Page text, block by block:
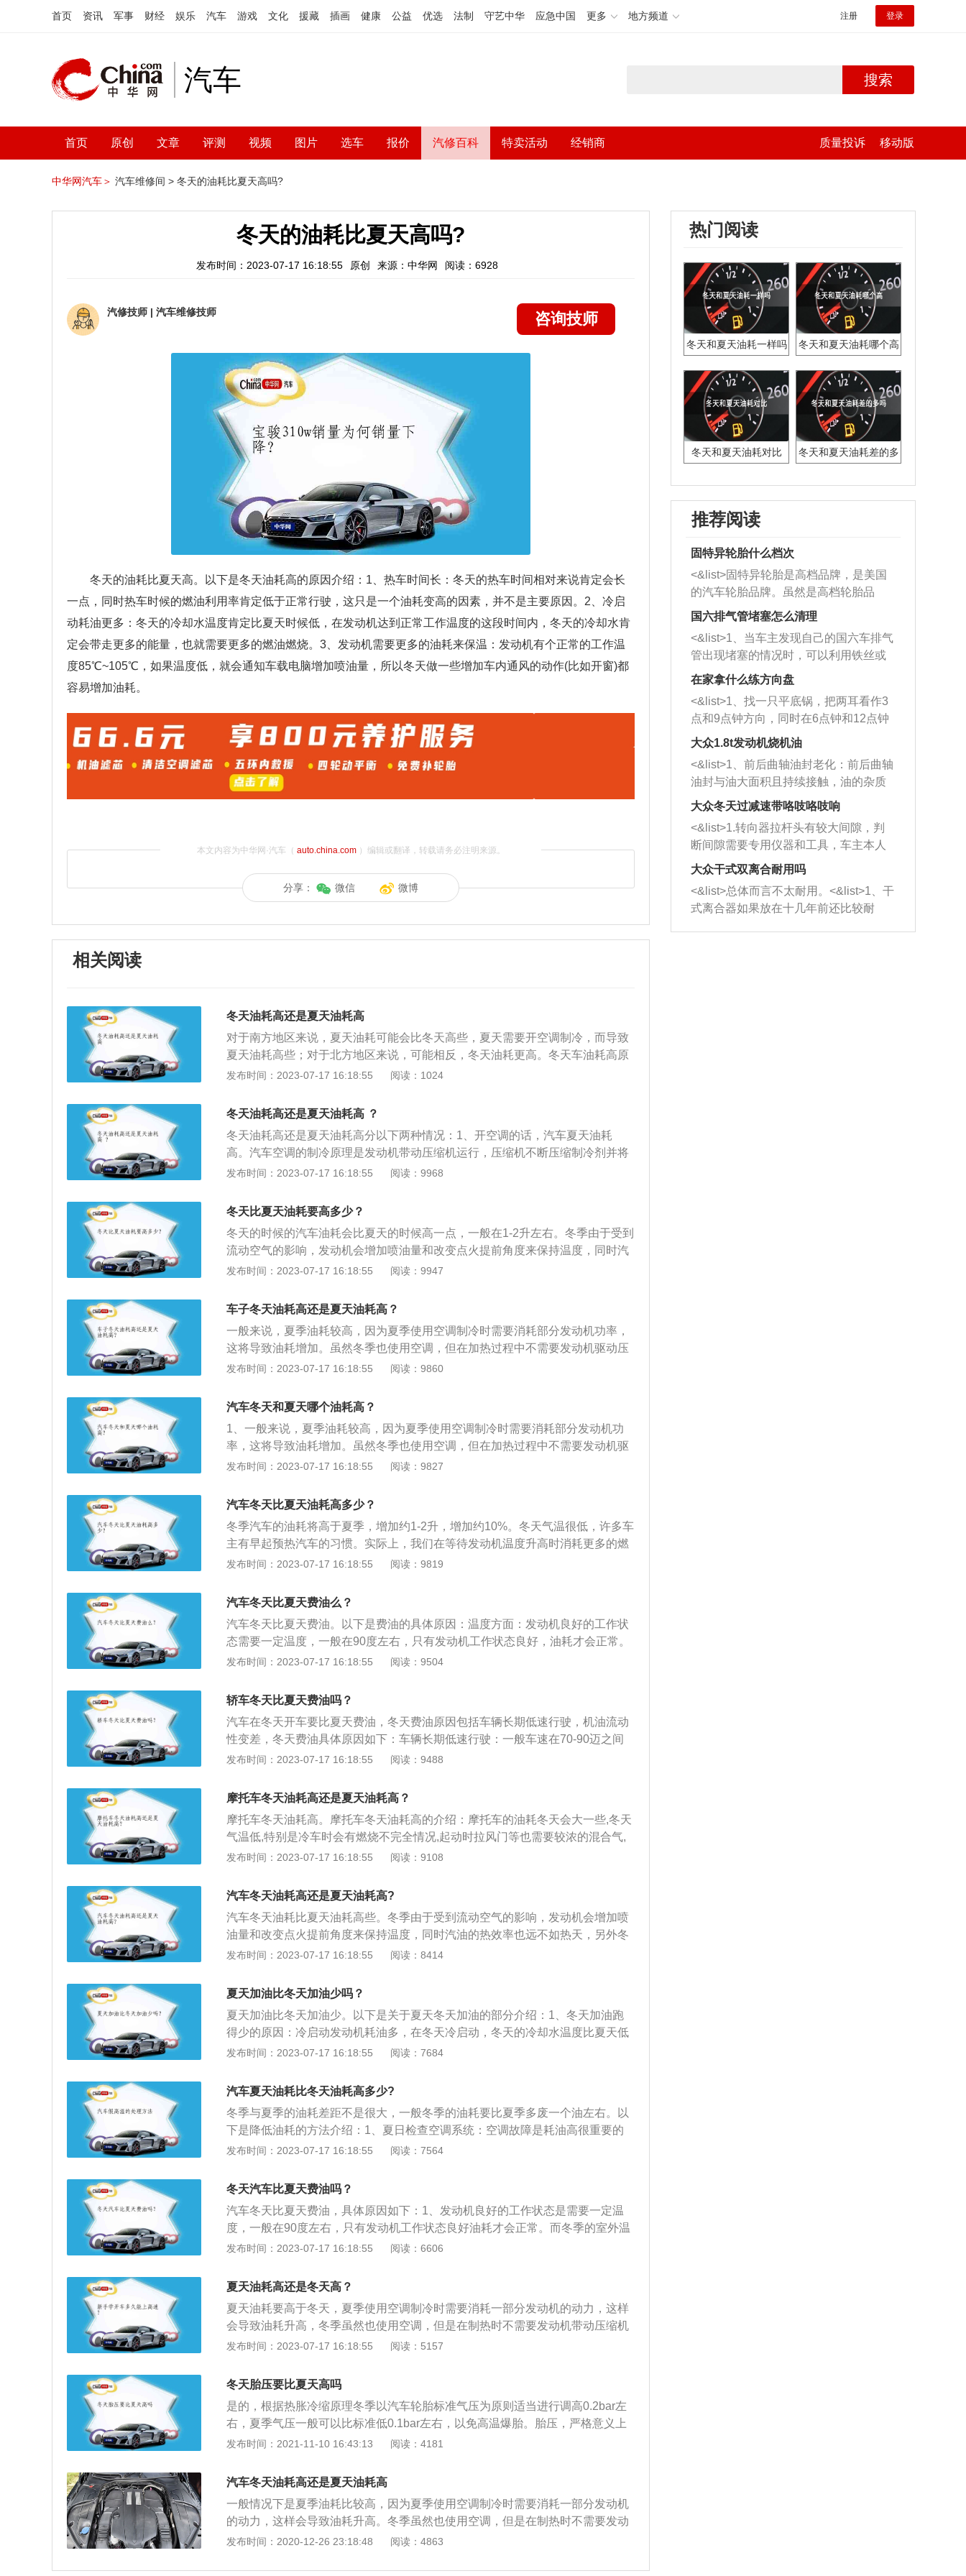
首页 资讯 军事 财经 娱乐 汽车 游戏 文化 援藏 插画 健康 公益 优选 法制 守艺中华 应急中国 更多 地方频道 注册 登录
汽车 搜索
首页 原创 文章 评测 视频 图片 选车 报价 汽修百科 特卖活动 经销商 质量投诉 移动版
中华网汽车＞ 汽车维修间 > 冬天的油耗比夏天高吗?
冬天的油耗比夏天高吗?
发布时间：2023-07-17 16:18:55 原创 来源：中华网 阅读：6928
汽修技师 | 汽车维修技师 咨询技师
冬天的油耗比夏天高。以下是冬天油耗高的原因介绍：1、热车时间长：冬天的热车时间相对来说肯定会长
一点，同时热车时候的燃油利用率肯定低于正常行驶，这只是一个油耗变高的因素，并不是主要原因。2、冷启
动耗油更多：冬天的冷却水温度肯定比夏天时候低，在发动机达到正常工作温度的这段时间内，冬天的冷却水肯
定会带走更多的能量，也就需要更多的燃油燃烧。3、发动机需要更多的油耗来保温：发动机有个正常的工作温
度85℃~105℃，如果温度低，就会通知车载电脑增加喷油量，所以冬天做一些增加车内通风的动作(比如开窗)都
容易增加油耗。
本文内容为中华网·汽车（ auto.china.com）编辑或翻译，转载请务必注明来源。
分享： 微信 微博
相关阅读
冬天油耗高还是夏天油耗高
对于南方地区来说，夏天油耗可能会比冬天高些，夏天需要开空调制冷，而导致
夏天油耗高些；对于北方地区来说，可能相反，冬天油耗更高。冬天车油耗高原
因：1、热效率下降导致喷油量增加：冬季由于机油黏稠度高，同时发动机温度
有效功，所以发动机为保证原有的输出功率，则必须增加燃油喷射量；2、车内
热风导致发动机额外做功：热风不会启动空调压缩机，只是将发动机水箱上的热
气送入驾驶室，从而使室内升温。表面上看并没有额外的能耗，也不会额外耗
油。事实上，如果热气不足达不到设定的温度时，发动机就要额外做功来产生更
多热能，好提供给驾驶室温度要求，这时就要额外耗油；3、热车时间过长：北
原地怠速热车会增加油耗之外，还会增加积碳、伤害三元催化器等；4、轮胎气
压降低：北方冬天气温低，会导致轮胎内的气压降低，让轮胎与路面的滚动阻力
增加，油耗就会变高。
发布时间：2023-07-17 16:18:55 阅读：1024
冬天油耗高还是夏天油耗高 ？
冬天油耗高还是夏天油耗高分以下两种情况：1、开空调的话，汽车夏天油耗
高。汽车空调的制冷原理是发动机带动压缩机运行，压缩机不断压缩制冷剂并将
制冷剂输送到蒸发箱内。制冷剂在蒸发箱内不断膨胀吸热并将蒸发箱冷却，冷却
使用空调加热时不需要发动机驱动压缩机，只是利用发动机余热。夏天使用空调
制冷时，需要消耗一部分发动机功率来带动压缩机工作，会导致油耗增加。2、
不开空调的话，冬天油耗比夏天油耗高些。冬季由于受到流动空气的影响，发动
机会增加喷油量和改变点火提前角度来保持温度，同时汽油的热效率也远不如热
天，另外冬天气温低，开热风必然要增加油耗。夏季空调节油使用技巧：1、调
可以将空调出风口调节至冲向车顶吹。这样可以在车内快速形成冷空气的对流循
环，提高制冷效率，使车内温度快速降低。2、将空调温度调节至25度左右：最
适宜人体的温度是24-28度，温度过低会对关节造成影响。过低的温度也会使压
滤网：由于空调在运行过程中，很多灰尘、棉絮会经过空调滤网堆积到蒸发器上
应考虑更换空调滤网。
发布时间：2023-07-17 16:18:55 阅读：9968
冬天比夏天油耗要高多少？
冬天的时候的汽车油耗会比夏天的时候高一点，一般在1-2升左右。冬季由于受到
流动空气的影响，发动机会增加喷油量和改变点火提前角度来保持温度，同时汽
油的热效率也远不如热天。车内热风导致发动机额外做功。冬天使用车内空调，
把发动机水箱上的热气送入驾驶室，从而使室内升温。从表面上看，许多人觉得
这个热气即使不用也要产生，并没有额外的能耗，也不会额外耗油。其实，发动
机水箱的热气确实可以使驾驶室变暖，但如果热气不足不能达到设定温度时，发
动机就要额外做功来产生更多热能，好供给驾驶室温度要求，这时就要额外耗
油。汽油热效率不如夏天。冬季油耗高的一个主要原因，是气温造成汽油的热效
摄氏度-90摄氏度。如果温度过高，发动机的冷却系统会自动增加水循环速度，增
加散热，带走多余的热量；反之，则减少冷却水的循环速度，保持必要温度。这
也是发动机最基本的冷却原理，冬季发动机需要的是保温而不是散热。由于受到
变“点火提前角”来保持温度。同时，冷天汽油的热效率也大大不如夏天，这些因
发布时间：2023-07-17 16:18:55 阅读：9947
车子冬天油耗高还是夏天油耗高？
一般来说，夏季油耗较高，因为夏季使用空调制冷时需要消耗部分发动机功率，
这将导致油耗增加。虽然冬季也使用空调，但在加热过程中不需要发动机驱动压
缩机，因此冬季的油耗没有夏季高。夏季气温较高，空气中的氧含量会降低，这
季发动机刚起动时，建议不要打开空调。正常驾驶10至20分钟后再打开空调。在
发动机刚起动时打开空调将减缓发动机温升，从而增加燃油消耗。
发布时间：2023-07-17 16:18:55 阅读：9860
汽车冬天和夏天哪个油耗高？
1、一般来说，夏季油耗较高，因为夏季使用空调制冷时需要消耗部分发动机功
率，这将导致油耗增加。虽然冬季也使用空调，但在加热过程中不需要发动机驱
动压缩机，因此冬季的油耗没有夏季高。2、夏季气温较高，空气中的氧含量会
用，有些车手会打开车窗。汽车空调冷却时，发动机带动压缩机运转。此时，压
缩机可连续压缩制冷剂并将制冷剂输送至蒸发箱。制冷剂可膨胀并吸收热量以冷
却蒸发箱。3、冷却后的蒸发箱可对风机吹来的风进行冷却，使汽车空调出风口
吹出冷空气。当汽车空调加热时，发动机中的高温冷却液将流经暖风箱。此时，
鼓风机吹来的风也会通过暖风箱，使暖风从汽车空调出风口吹出。4、冬季空调
正常驾驶10至20分钟后，应打开空调。在发动机刚起动时打开空调将减缓发动机
温升，从而增加燃油消耗。
发布时间：2023-07-17 16:18:55 阅读：9827
汽车冬天比夏天油耗高多少？
冬季汽车的油耗将高于夏季，增加约1-2升，增加约10%。冬天气温很低，许多车
主有早起预热汽车的习惯。实际上，我们在等待发动机温度升高时消耗更多的燃
油。此外，发动机的工作环境温度要求为80-90度，但冬季温度较低，为保持此
机需要燃烧更多燃油来维持蓄电池功率，燃油消耗量通常会增加1-2升。如果增幅
过大并超过正常值，车主还应注意检查车辆。
发布时间：2023-07-17 16:18:55 阅读：9819
汽车冬天比夏天费油么？
汽车冬天比夏天费油。以下是费油的具体原因：温度方面：发动机良好的工作状
态需要一定温度，一般在90度左右，只有发动机工作状态良好，油耗才会正常。
而冬季的室外温度比较低，发动机在运转后，需要更长的时间运行，以达到最佳
开汽油的燃烧，然而汽油中或多或少都会夹杂着些许杂质，长期的积累就会在发
动机表面形成一定的积碳油泥，不仅对发动机是一种损伤，不仅容易导致启动困
难、怠速高、尾气超标等问题，更会增加汽车的油耗。
发布时间：2023-07-17 16:18:55 阅读：9504
轿车冬天比夏天费油吗？
汽车在冬天开车要比夏天费油，冬天费油原因包括车辆长期低速行驶，机油流动
性变差，冬天费油具体原因如下：车辆长期低速行驶：一般车速在70-90迈之间
是最省油，但由于冬天气温太低，发动机温度低，各个部件运转也不是太“和
机到达好工作状态就需要太长时间。长时间低速行驶会使油耗增加。再加上冬天
雨雪天气，雾霾天气较多，为安全也要低速行驶。机油流动性变差：机油在温度
较低环境下，密度就会增加，流动性就会变差，特别是一些粘稠度本来就高机油
更是如此。流动性一旦变差就会阻碍发动机运行，如果发动机想要达到正常工作
状态就要达到一定温度增加机油流动性，这样话运行时间就要增长，油耗自然也
发布时间：2023-07-17 16:18:55 阅读：9488
摩托车冬天油耗高还是夏天油耗高？
摩托车冬天油耗高。摩托车冬天油耗高的介绍：摩托车的油耗冬天会大一些,冬天
气温低,特别是冷车时会有燃烧不完全情况,起动时拉风门等也需要较浓的混合气,
冬天时车也会显得沉一些,这些都会增加油耗。摩托车冬天油耗高的原因：摩托车
气，预热时间更长，低温和冷车时燃烧不好，作功效率低，有些未经充分燃烧的
燃油混合气排出浪费掉，以及因低温造成的车上行走系统部分间隙紧阻力大等，
这些都会增加油耗，使摩托车比平时耗油量更大。
发布时间：2023-07-17 16:18:55 阅读：9108
汽车冬天油耗高还是夏天油耗高?
汽车冬天油耗比夏天油耗高些。冬季由于受到流动空气的影响，发动机会增加喷
油量和改变点火提前角度来保持温度，同时汽油的热效率也远不如热天，另外冬
天气温低,开热风必然要增加油耗。冬天汽车油耗高的原因：汽油雾化不好：温度
长：温度过低，发动机从启动到正常的工作温度所需时间更长，热车发动机电脑
会根据水温信号命令喷油器多喷油，从而加快热车时间。进气歧管和气门积碳过
多：积碳过多让喷油器喷出的汽油一部分吸附在积碳上，大大降低混合器浓度，
尤其在冬季尤为明显。机油和齿轮油等传动机构润滑油流动性变差：温度越低车
上的润滑油液就会变得越粘稠，发动机运行阻力加大势必会额外浪费更多的发动
动机热量被带走，热车时间变长，油耗相应变大。
发布时间：2023-07-17 16:18:55 阅读：8414
夏天加油比冬天加油少吗？
夏天加油比冬天加油少。以下是关于夏天冬天加油的部分介绍：1、冬天加油跑
得少的原因：冷启动发动机耗油多，在冬天冷启动，冬天的冷却水温度比夏天低
很多，在发动机达到正常工作温度的这个时间段内，冷却水会带走更多的能量，
用率比正常行驶的时候低很多。这是一个油耗变高的原因，但是如果热车的方法
错误，那油耗肯定会增加。2、汽车增加耗油量注意事项：轮胎保养不到位，有
些轮胎比较宽，与地面的接触面积就比较大。摩擦力就大，阻力就大。轮胎磨损
严重，打滑现象比较严重，也从侧面增加了摩擦力和阻力。油耗也会上升。
发布时间：2023-07-17 16:18:55 阅读：7684
汽车夏天油耗比冬天油耗高多少?
冬季与夏季的油耗差距不是很大，一般冬季的油耗要比夏季多废一个油左右。以
下是降低油耗的方法介绍：1、夏日检查空调系统：空调故障是耗油高很重要的
原因，空调制冷效果不好，会加大风速和降低温度，以达到凉爽的效果。2、频
同时，充分利用车辆的惯性。3、小排量车空调不宜开启过猛：在太阳底下暴晒
的车辆，上车后不宜立即开启空调。先开启车窗，在不开启空调的前提下把风机
调至较高档位，驱赶走车内的热气，等车辆适度降温后，再开启空调。
发布时间：2023-07-17 16:18:55 阅读：7564
冬天汽车比夏天费油吗？
汽车冬天比夏天费油，具体原因如下：1、发动机良好的工作状态是需要一定温
度，一般在90度左右，只有发动机工作状态良好油耗才会正常。而冬季的室外温
度比较低，发动机在运转后，需要更长的时间运行以达到最佳工作状态，所以油
或少都会夹杂着些许杂质，长期的积累就会在发动机表面形成一定的积碳油泥，
不仅对发动机是一种损伤，还容易导致启动困难、怠速高、尾气超标等问题，更
会增加汽车的油耗。
发布时间：2023-07-17 16:18:55 阅读：6606
夏天油耗高还是冬天高？
夏天油耗要高于冬天，夏季使用空调制冷时需要消耗一部分发动机的动力，这样
会导致油耗升高，冬季虽然也使用空调，但是在制热时不需要发动机带动压缩机
运行，夏季温度比较高，所以空气中的氧含量会降低，这也是导致夏季油耗升高
油；经济车速是节约燃油的关键：汽车在不同的挡位行驶时，燃料消耗率最低时
的车速称为经济车速，当道路条件良好时，汽车载重量轻时，经济车速可稍高
点，而道路条件差，汽车载重量大时，经济车速适当降低。
发布时间：2023-07-17 16:18:55 阅读：5157
冬天胎压要比夏天高吗
是的，根据热胀冷缩原理冬季以汽车轮胎标准气压为原则适当进行调高0.2bar左
右，夏季气压一般可以比标准低0.1bar左右，以免高温爆胎。胎压，严格意义上
指的是轮胎内部空气的压强。在汽车保养上发动机是汽车的心脏，发动机的损坏
能和动力有着至关重要的作用。胎压过高的危害：a.轮胎的摩擦力、附着力就会
降低，影响制动效果；b.导致方向盘震动、跑偏，使行驶的舒适性降低；c.加速
轮胎胎面中央的花纹局部磨损，使轮胎寿命下隆；d.车身的震动变大，间接会影
响到其他零部件的寿命；e.会使轮胎帘线受到过度的伸张变形，胎体弹性下降，
使汽车在行驶中受到的负荷增大；f.并使耐轧性能下降。当遇到路面的钉子、玻璃
发布时间：2021-11-10 16:43:13 阅读：4181
汽车冬天油耗高还是夏天油耗高
一般情况下是夏季油耗比较高，因为夏季使用空调制冷时需要消耗一部分发动机
的动力，这样会导致油耗升高。冬季虽然也使用空调，但是在制热时不需要发动
机带动压缩机运行，所以冬季油耗不如夏季油耗高。夏季温度比较高，所以空气
天都会使用汽车空调，有些车友还会开窗。汽车空调在制冷时发动机会带动压缩
发布时间：2020-12-26 23:18:48 阅读：4863
热门阅读
冬天和夏天油耗一样吗 冬天和夏天油耗哪个高
冬天和夏天油耗对比
冬天和夏天油耗差的多
推荐阅读
固特异轮胎什么档次
<&list>固特异轮胎是高档品牌，是美国
的汽车轮胎品牌。虽然是高档轮胎品
牌，但是中高低端的轮胎都有生产，这
也是为了更好的开拓市场。
国六排气管堵塞怎么清理
<&list>1、当车主发现自己的国六车排气
管出现堵塞的情况时，可以利用铁丝或
者是细棍，直接将杂物给取出来，如果
堵塞情况比较严重，也可以采取应急措
施。 <&list>2、直接利用木棍将所有的
杂物推到排气管里面的位置处，然后将
三元催化器拆解开，就可以将堵塞的东
西取出来。但如果是因为积碳过多引起
的堵塞，就需要将三元催化器泡在草酸
洗剂对堵塞的情况得到解决，将清洗剂
放在燃油箱中，与燃油混合后，车辆启
动时，就可以和汽油一起进入到燃烧
室，最后形成废气排出，就可以让三元
催化器得到清洗，排气管堵塞的情况就
能够得到解决。
在家拿什么练方向盘
<&list>1、找一只平底锅，把两耳看作3
点和9点钟方向，同时在6点钟和12点钟
方向做一个标记。 <&list>2、双手握住
一圈半的练习，往右同样也要打相同的
圈数。 <&list>3、最后强调要反复练
习，这样就可以形成肌肉记忆，在真实
驾驶车辆时，不需要记忆也能打好方
向。
大众1.8t发动机烧机油
<&list>1、前后曲轴油封老化：前后曲轴
油封与油大面积且持续接触，油的杂质
和发动机内持续温度变化使其密封效果
逐渐减弱，导致渗油或漏油。<&list>2、
活塞间隙过大：积碳会使活塞环与缸体
的间隙扩大，导致机油流入燃烧室中，
造成烧机油。<&list>3、机油粘度。使用
机油粘度过小的话，同样会有烧机油现
象，机油粘度过小具有很好的流动性，
大众冬天过减速带咯吱咯吱响
<&list>1.转向器拉杆头有较大间隙，判
断间隙需要专用仪器和工具，车主本人
无法制作，需要将车辆送到修理厂或4s
店；<&list>2.车辆半轴套管防尘罩破
裂，破裂后会出现漏油现象，使半轴磨
损严重，磨损的半轴容易损坏，产生异
响；<&list>3.稳定器的转向胶套和球头
大众干式双离合耐用吗
<&list>总体而言不太耐用。<&list>1、干
式离合器如果放在十几年前还比较耐